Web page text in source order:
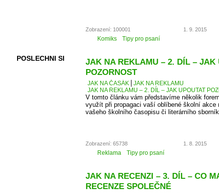
POSLECHNI SI
Zobrazení: 100001 1. 9. 2015
Komiks Tipy pro psaní
JAK NA REKLAMU – 2. DÍL – JAK
POZORNOST
JAK NA ČASÁK
JAK NA REKLAMU
JAK NA REKLAMU – 2. DÍL – JAK UPOUTAT
V tomto článku vám představíme několik
využít při propagaci vaší oblíbené školní akce
vašeho školního časopisu či literárního
Zobrazení: 65738 1. 8. 2015
Reklama Tipy pro psaní
JAK NA RECENZI – 3. DÍL – CO
RECENZE SPOLEČNÉ